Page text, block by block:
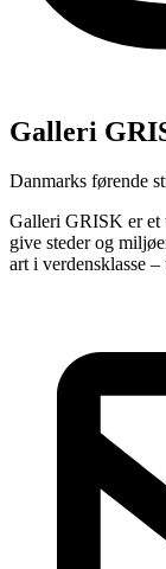
Galleri
Danmarks førende
Galleri GRISK er et
give steder og
art i verdensklasse